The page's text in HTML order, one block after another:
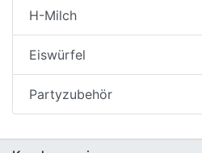
H-Milch
Eiswürfel
Partyzubehör